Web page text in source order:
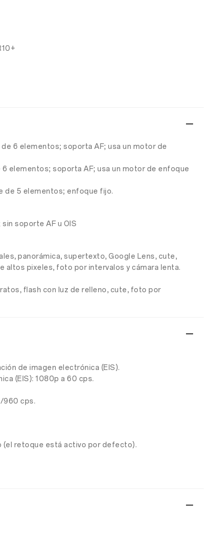
6 elementos; soporta AF; usa un motor de
elementos; soporta AF; usa un motor de enfoque
de 5 elementos; enfoque fijo.
soporte AF u OIS
panorámica, supertexto, Google Lens, cute,
altos pixeles, foto por intervalos y cámara lenta.
flash con luz de relleno, cute, foto por
de imagen electrónica (EIS).
(EIS): 1080p a 60 cps.
960 cps.
retoque está activo por defecto).